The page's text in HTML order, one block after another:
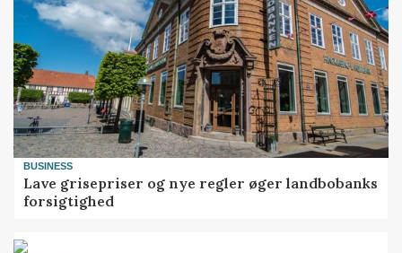
BUSINESS
Lave grisepriser og nye regler øger landbobanks
forsigtighed